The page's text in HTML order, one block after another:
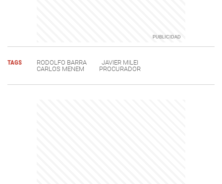
TAGS RODOLFO BARRA
JAVIER MILEI
CARLOS MENEM
PROCURADOR